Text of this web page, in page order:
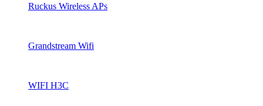
Ruckus Wireless APs
Grandstream Wifi
WIFI H3C